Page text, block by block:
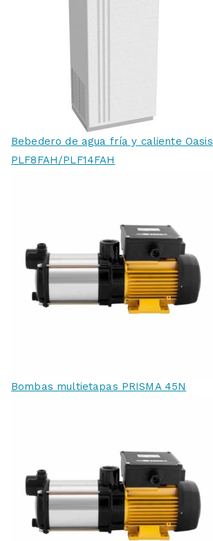
Bebedero de agua fría y caliente Oasis
PLF8FAH/PLF14FAH
Bombas multietapas PRISMA 45N